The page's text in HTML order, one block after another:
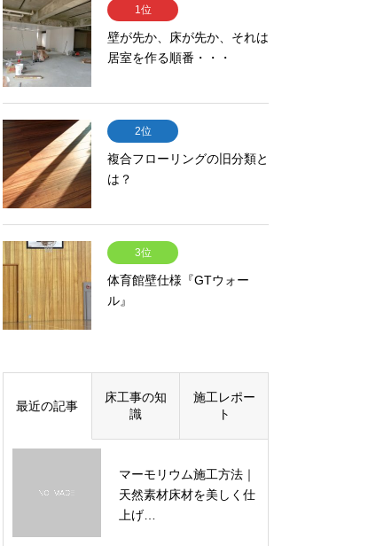
1位
壁が先か、床が先か、それは
居室を作る順番・・・
2位
複合フローリングの旧分類と
は？
3位
体育館壁仕様『GTウォー
ル』
最近の記事
床工事の知
識
施工レポー
ト
マーモリウム施工方法｜
天然素材床材を美しく仕
上げ…